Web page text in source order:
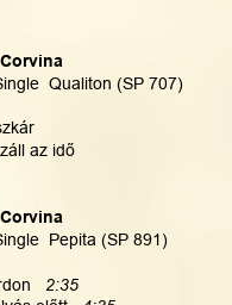
Corvina
Qualiton (SP 707)
az idő
Corvina
Pepita (SP 891)
2:35